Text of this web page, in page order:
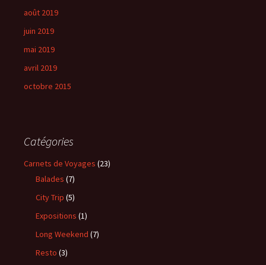
août 2019
juin 2019
mai 2019
avril 2019
octobre 2015
Catégories
Carnets de Voyages (23)
Balades (7)
City Trip (5)
Expositions (1)
Long Weekend (7)
Resto (3)